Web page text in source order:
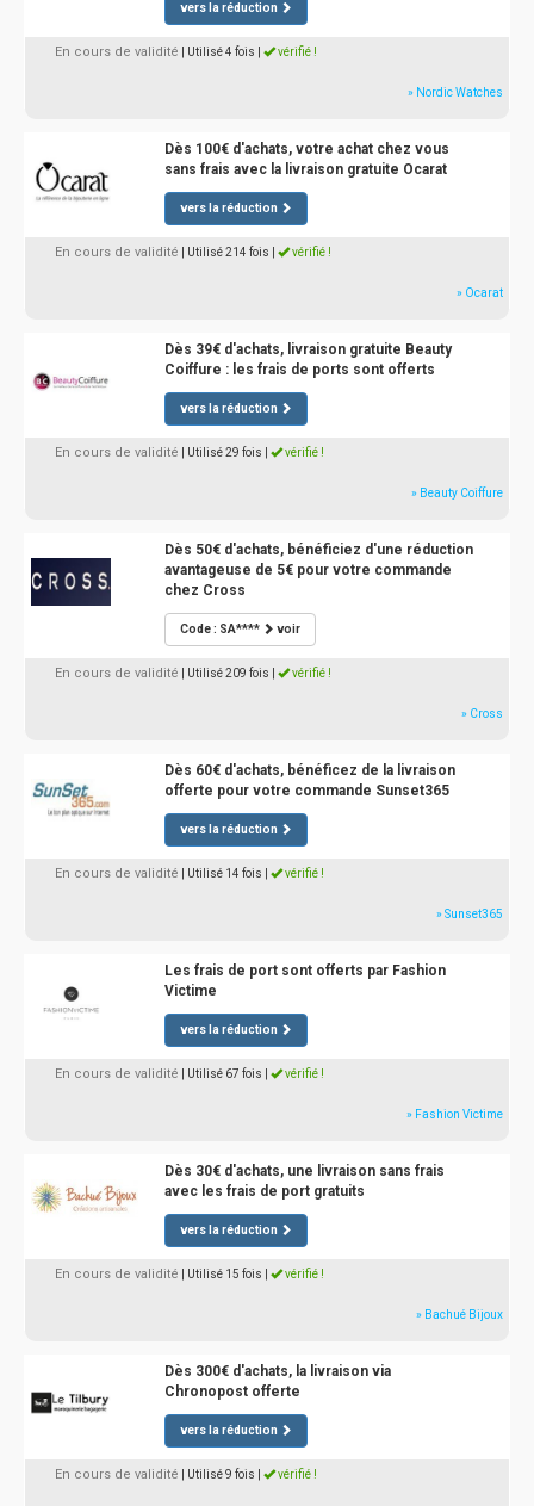
vers la réduction
En cours de validité | Utilisé 4 fois vérifié !
» Nordic Watches
Dès 100€ d'achats, votre achat chez vous
sans frais avec la livraison gratuite Ocarat
vers la réduction
En cours de validité | Utilisé 214 fois vérifié !
» Ocarat
Dès 39€ d'achats, livraison gratuite Beauty
Coiffure : les frais de ports sont offerts
vers la réduction
En cours de validité | Utilisé 29 fois vérifié !
» Beauty Coiffure
Dès 50€ d'achats, bénéficiez d'une réduction
avantageuse de 5€ pour votre commande
chez Cross
Code : SA**** voir
En cours de validité | Utilisé 209 fois vérifié !
» Cross
Dès 60€ d'achats, bénéficez de la livraison
offerte pour votre commande Sunset365
vers la réduction
En cours de validité | Utilisé 14 fois vérifié !
» Sunset365
Les frais de port sont offerts par Fashion
Victime
vers la réduction
En cours de validité | Utilisé 67 fois vérifié !
» Fashion Victime
Dès 30€ d'achats, une livraison sans frais
avec les frais de port gratuits
vers la réduction
En cours de validité | Utilisé 15 fois vérifié !
» Bachué Bijoux
Dès 300€ d'achats, la livraison via
Chronopost offerte
vers la réduction
En cours de validité | Utilisé 9 fois vérifié !